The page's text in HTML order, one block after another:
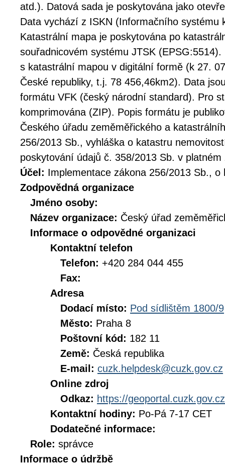
atd.). Datová sada je poskytována jako
Data vychází z ISKN (Informačního systému
Katastrální mapa je poskytována po
souřadnicovém systému JTSK
s katastrální mapou v digitální formě (k 27.
České republiky, t.j. 78 456,46km2). Data
formátu VFK (český národní standard). Pro
komprimována (ZIP). Popis formátu je
Českého úřadu zeměměřického a
256/2013 Sb., vyhláška o katastru
poskytování údajů č. 358/2013 Sb. v platném
Účel: Implementace zákona 256/2013 Sb.,
Zodpovědná organizace
Jméno osoby:
Název organizace: Český úřad
Informace o odpovědné organizaci
Kontaktní telefon
Telefon: +420 284 044 455
Fax:
Adresa
Dodací místo: Pod sídlištěm 1800/9
Město: Praha 8
Poštovní kód: 182 11
Země: Česká republika
E-mail: cuzk.helpdesk@cuzk.gov.cz
Online zdroj
Odkaz: https://geoportal.cuzk.gov.cz
Kontaktní hodiny: Po-Pá 7-17 CET
Dodatečné informace:
Role: správce
Informace o údržbě